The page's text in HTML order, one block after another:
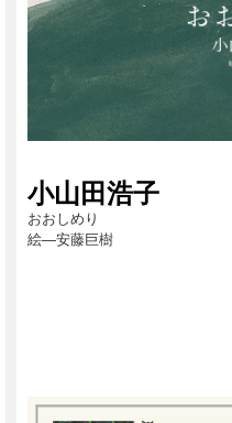
小山田浩子
おおしめり
絵―安藤巨樹